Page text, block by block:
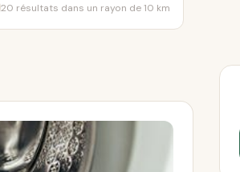
20 résultats dans un rayon de 10 km